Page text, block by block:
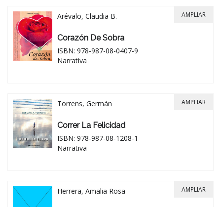
Arévalo, Claudia B.
Corazón De Sobra
ISBN: 978-987-08-0407-9
Narrativa
AMPLIAR
Torrens, Germán
Correr La Felicidad
ISBN: 978-987-08-1208-1
Narrativa
AMPLIAR
Herrera, Amalia Rosa AMPLIAR